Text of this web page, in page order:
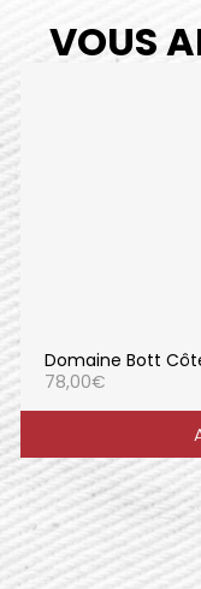
VOUS
Domaine Bott
78,00€